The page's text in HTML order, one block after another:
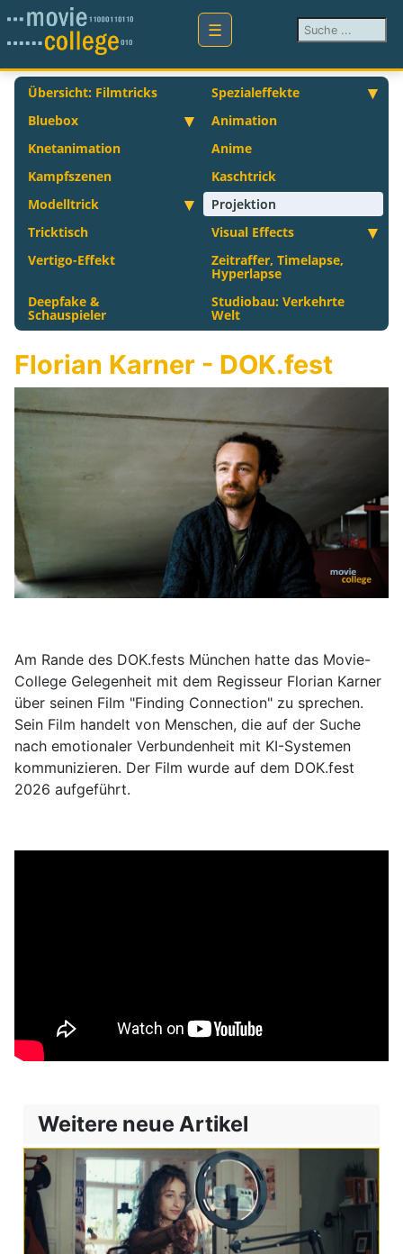
Suchen ...
Übersicht: Filmtricks
Spezialeffekte
Bluebox
Animation
Knetanimation
Anime
Kampfszenen
Kaschtrick
Modelltrick
Projektion
Tricktisch
Visual Effects
Vertigo-Effekt
Zeitraffer, Timelapse,
Hyperlapse
Deepfake &
Schauspieler
Studiobau: Verkehrte
Welt
Florian Karner - DOK.fest
Am Rande des DOK.fests München hatte das Movie-
College Gelegenheit mit dem Regisseur Florian Karner
über seinen Film "Finding Connection" zu sprechen.
Sein Film handelt von Menschen, die auf der Suche
nach emotionaler Verbundenheit mit KI-Systemen
kommunizieren. Der Film wurde auf dem DOK.fest
2026 aufgeführt.
Weitere neue Artikel